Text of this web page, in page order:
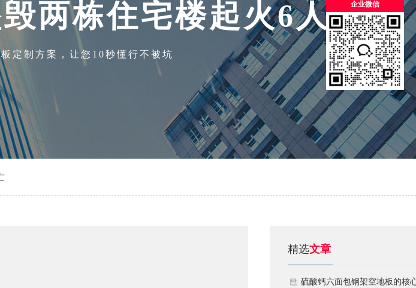
毁两栋住宅楼起 火6人死亡
定制方案，让您10秒懂行不被坑
精选文章
硫酸钙六面包钢架空地板的核
企业微信